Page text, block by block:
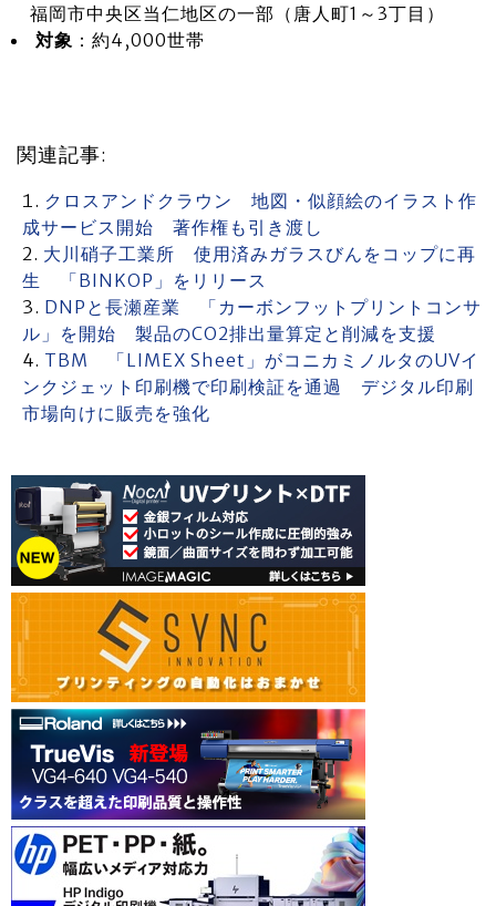
福岡市中央区当仁地区の一部（唐人町1～3丁目）
対象 ：約4,000世帯
関連記事:
クロスアンドクラウン 地図・似顔絵のイラスト作
成サービス開始 著作権も引き渡し
大川硝子工業所 使用済みガラスびんをコップに再
生 「BINKOP」をリリース
DNPと長瀬産業 「カーボンフットプリントコンサ
ル」を開始 製品のCO2排出量算定と削減を支援
TBM 「LIMEX Sheet」がコニカミノルタのUVイ
ンクジェット印刷機で印刷検証を通過 デジタル印刷
市場向けに販売を強化